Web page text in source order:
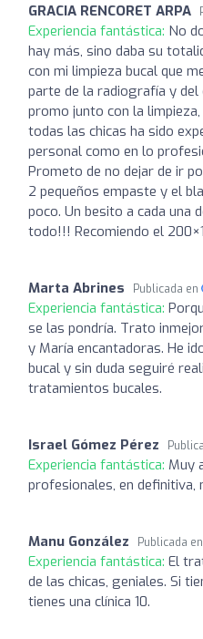
GRACIA RENCORET ARPA
Experiencia fantástica: No
hay más, sino daba su
con mi limpieza bucal que
parte de la radiografía y del
promo junto con la
todas las chicas ha sido
personal como en lo
Prometo de no dejar de ir
2 pequeños empaste y el
poco. Un besito a cada una
todo!!! Recomiendo el
Marta Abrines Publicada en
Experiencia fantástica:
se las pondría. Trato
y María encantadoras. He
bucal y sin duda seguiré
tratamientos bucales.
Israel Gómez Pérez
Experiencia fantástica: Muy
profesionales, en definitiva,
Manu González Publicada en
Experiencia fantástica: El
de las chicas, geniales. Si
tienes una clínica 10.